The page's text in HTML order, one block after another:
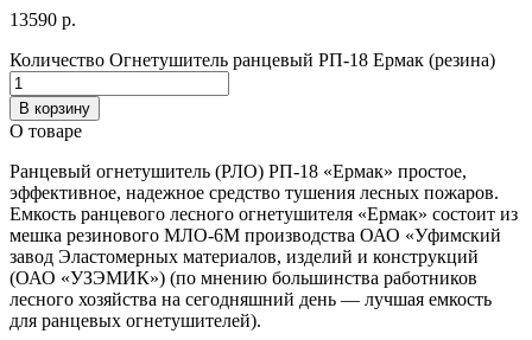
13590 р.
Количество Огнетушитель ранцевый РП-18 Ермак (резина)
В корзину
О товаре
Ранцевый огнетушитель (РЛО) РП-18 «Ермак» простое,
эффективное, надежное средство тушения лесных пожаров.
Емкость ранцевого лесного огнетушителя «Ермак» состоит из
мешка резинового МЛО-6М производства ОАО «Уфимский
завод Эластомерных материалов, изделий и конструкций
(ОАО «УЗЭМИК») (по мнению большинства работников
лесного хозяйства на сегодняшний день — лучшая емкость
для ранцевых огнетушителей).